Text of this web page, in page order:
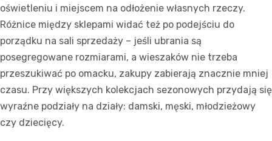
oświetleniu i miejscem na odłożenie własnych rzeczy.
Różnice między sklepami widać też po podejściu do
porządku na sali sprzedaży – jeśli ubrania są
posegregowane rozmiarami, a wieszaków nie trzeba
przeszukiwać po omacku, zakupy zabierają znacznie mniej
czasu. Przy większych kolekcjach sezonowych przydają się
wyraźne podziały na działy: damski, męski, młodzieżowy
czy dziecięcy.